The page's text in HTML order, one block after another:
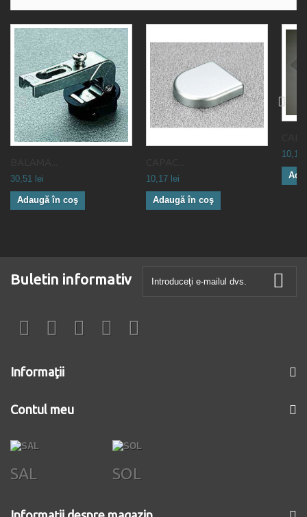
30,51 lei
Adaugă în coş
10,17 lei
Adaugă în coş
10,17
Buletin informativ
Informaţii
Contul meu
SAL SOL